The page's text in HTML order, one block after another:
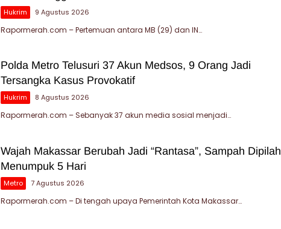
Hukrim 9 Agustus 2026
Rapormerah.com – Pertemuan antara MB (29) dan IN…
Polda Metro Telusuri 37 Akun Medsos, 9 Orang Jadi
Tersangka Kasus Provokatif
Hukrim 8 Agustus 2026
Rapormerah.com – Sebanyak 37 akun media sosial menjadi…
Wajah Makassar Berubah Jadi “Rantasa”, Sampah Dipilah
Menumpuk 5 Hari
Metro 7 Agustus 2026
Rapormerah.com – Di tengah upaya Pemerintah Kota Makassar…